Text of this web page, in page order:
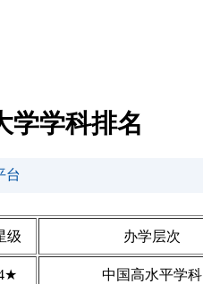
学学科排名
台
级 办学层次
中国高水平学科